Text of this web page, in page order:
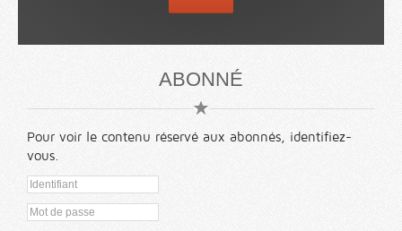
ABONNÉ
Pour voir le contenu réservé aux abonnés, identifiez-
vous.